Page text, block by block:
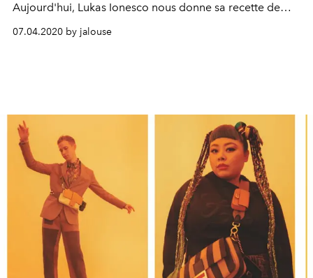
Aujourd'hui, Lukas Ionesco nous donne sa recette de
pommes d'amour.
07.04.2020 by jalouse